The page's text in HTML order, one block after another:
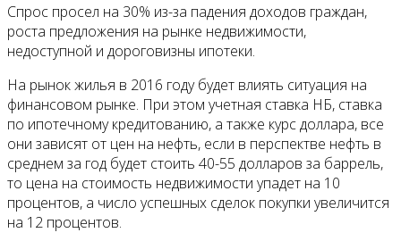
Спрос просел на 30% из-за падения доходов граждан,
роста предложения на рынке недвижимости,
недоступной и дороговизны ипотеки.
На рынок жилья в 2016 году будет влиять ситуация на
финансовом рынке. При этом учетная ставка НБ, ставка
по ипотечному кредитованию, а также курс доллара, все
они зависят от цен на нефть, если в перспектве нефть в
среднем за год будет стоить 40-55 долларов за баррель,
то цена на стоимость недвижимости упадет на 10
процентов, а число успешных сделок покупки увеличится
на 12 процентов.